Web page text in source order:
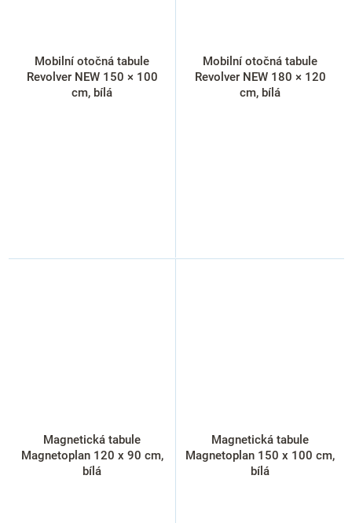
Mobilní otočná tabule
Revolver NEW 150 × 100
cm, bílá
Mobilní otočná tabule
Revolver NEW 180 × 120
cm, bílá
Magnetická tabule
Magnetoplan 120 x 90 cm,
bílá
Magnetická tabule
Magnetoplan 150 x 100 cm,
bílá